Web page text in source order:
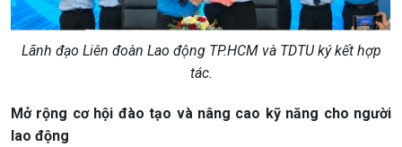
Lãnh đạo Liên đoàn Lao động TP.HCM và TDTU ký kết hợp
tác.
Mở rộng cơ hội đào tạo và nâng cao kỹ năng cho người
lao động